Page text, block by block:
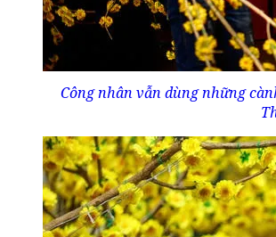
Công nhân vẫn dùng những